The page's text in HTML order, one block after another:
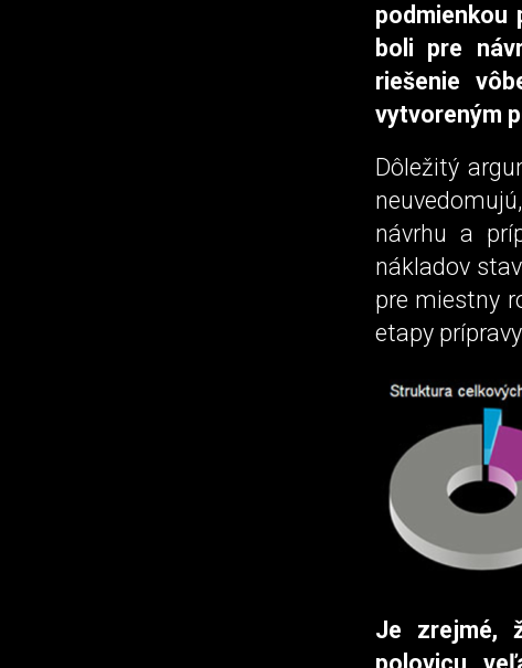
podmienkou
boli pre
riešenie
vytvoreným
Dôležitý
návrhu a
nákladov
pre miestny
etapy
Je zrejmé,